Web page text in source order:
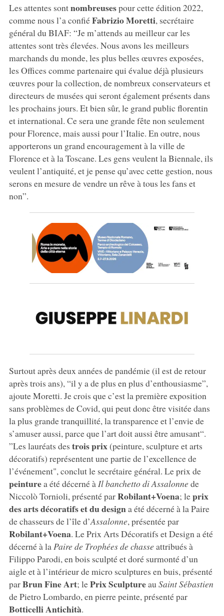
Les attentes sontnombreusespour cette édition 2022,
comme nous l’a confiéFabrizio Moretti, secrétaire
général du BIAF: “Je m’attends au meilleur car les
attentes sont très élevées. Nous avons les meilleurs
marchands du monde, les plus belles œuvres exposées,
les Offices comme partenaire qui évalue déjà plusieurs
œuvres pour la collection, de nombreux conservateurs et
directeurs de musées qui seront également présents dans
les prochains jours. Et bien sûr, le grand public florentin
et international. Ce sera une grande fête non seulement
pour Florence, mais aussi pour l’Italie. En outre, nous
apporterons un grand encouragement à la ville de
Florence et à la Toscane. Les gens veulent la Biennale, ils
veulent l’antiquité, et je pense qu’avec cette gestion, nous
serons en mesure de vendre un rêve à tous les fans et
non”.
Surtout après deux années de pandémie (il est de retour
après trois ans), “il y a de plus en plus d’enthousiasme”,
ajoute Moretti. Je crois que c’est la première exposition
sans problèmes de Covid, qui peut donc être visitée dans
la plus grande tranquillité, la transparence et l’envie de
s’amuser aussi, parce que l’art doit aussi être amusant“.
”Les lauréats des trois prix(peinture, sculpture et arts
décoratifs) représentent une partie de l’excellence de
l’événement", conclut le secrétaire général. Le prix de
peinturea été décerné à Il banchetto di Assalonnede
Niccolò Tornioli, présenté parRobilant+Voena; leprix
des arts décoratifs et du designa été décerné à la Paire
de chasseurs de l’île d’Assalonne, présentée par
Robilant+Voena. Le Prix Arts Décoratifs et Design a été
décerné à la Paire de Trophées de chasseattribués à
Filippo Parodi, en bois sculpté et doré surmonté d’un
aigle et à l’intérieur de micro sculptures en buis, présenté
parBrun Fine Art; lePrix Sculptureau Saint Sébastien
de Pietro Lombardo, en pierre peinte, présenté par
Botticelli Antichità.